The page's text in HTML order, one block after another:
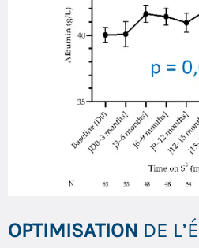
OPTIMISATION DE